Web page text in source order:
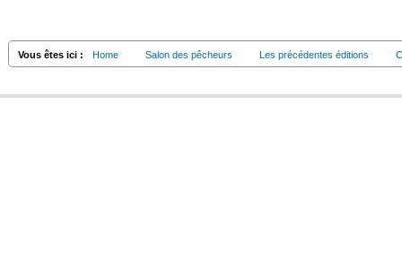
Vous êtes ici : Home Salon des pêcheurs Les précédentes éditions